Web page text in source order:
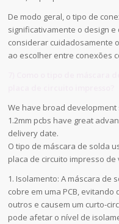
De modo geral, o tipo de
significativamente o design e
considerar cuidadosamente
ao escolher entre conexões
We have broad
1.2mm pcbs have great
delivery date.
O tipo de máscara de solda
placa de circuito impresso
1. Isolamento: A máscara de
cobre em uma PCB,
outros e causem um curto-
pode afetar o nível de